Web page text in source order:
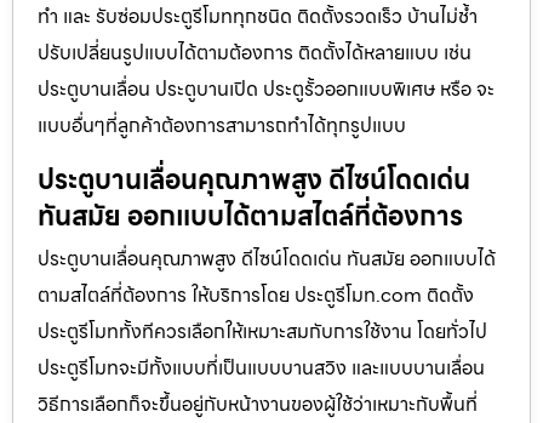
ทำ และ รับซ่อมประตูรีโมททุกชนิด ติดตั้งรวดเร็ว บ้านไม่ช้ำ
ปรับเปลี่ยนรูปแบบได้ตามต้องการ ติดตั้งได้หลายแบบ เช่น
ประตูบานเลื่อน ประตูบานเปิด ประตูรั้วออกแบบพิเศษ หรือ จะ
แบบอื่นๆที่ลูกค้าต้องการสามารถทำได้ทุกรูปแบบ
ประตูบานเลื่อนคุณภาพสูง ดีไซน์โดดเด่น
ทันสมัย ออกแบบได้ตามสไตล์ที่ต้องการ
ประตูบานเลื่อนคุณภาพสูง ดีไซน์โดดเด่น ทันสมัย ออกแบบได้
ตามสไตล์ที่ต้องการ ให้บริการโดย ประตูรีโมท.com ติดตั้ง
ประตูรีโมททั้งทีควรเลือกให้เหมาะสมกับการใช้งาน โดยทั่วไป
ประตูรีโมทจะมีทั้งแบบที่เป็นแบบบานสวิง และแบบบานเลื่อน
วิธีการเลือกก็จะขึ้นอยู่กับหน้างานของผู้ใช้ว่าเหมาะกับพื้นที่